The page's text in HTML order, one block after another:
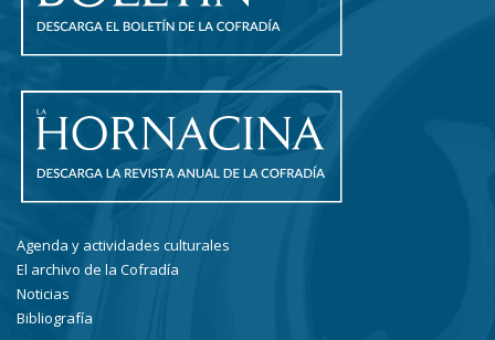
Agenda y actividades culturales
El archivo de la Cofradía
Noticias
Bibliografía